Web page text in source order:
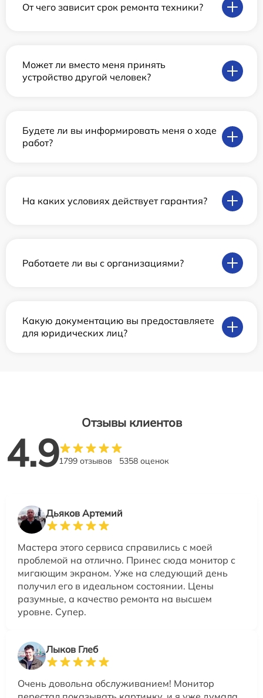
От чего зависит срок ремонта техники?
Может ли вместо меня принять
устройство другой человек?
Будете ли вы информировать меня о ходе
работ?
На каких условиях действует гарантия?
Работаете ли вы с организациями?
Какую документацию вы предоставляете
для юридических лиц?
Отзывы клиентов
4.91799 отзывов 5358 оценок
Дьяков Артемий
Мастера этого сервиса справились с моей
проблемой на отлично. Принес сюда монитор с
мигающим экраном. Уже на следующий день
получил его в идеальном состоянии. Цены
разумные, а качество ремонта на высшем
уровне. Супер.
Лыков Глеб
Очень довольна обслуживанием! Монитор